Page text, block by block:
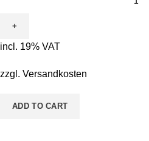
Ausmalen
-
Conni
quantity
incl. 19% VAT
zzgl. Versandkosten
ADD TO CART